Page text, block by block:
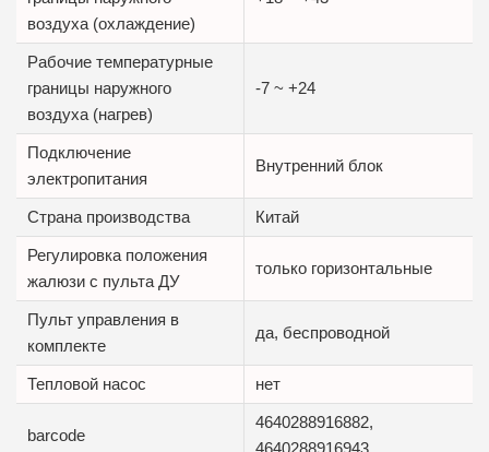
воздуха (охлаждение)
Рабочие температурные
границы наружного
воздуха (нагрев)
-7 ~ +24
Подключение
электропитания
Внутренний блок
Страна производства Китай
Регулировка положения
жалюзи с пульта ДУ
только горизонтальные
Пульт управления в
комплекте
да, беспроводной
Тепловой насос нет
barcode
4640288916882,
4640288916943